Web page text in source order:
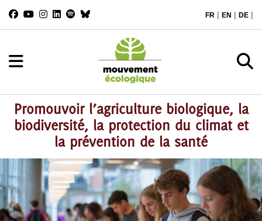
FR | EN | DE |
Promouvoir l’agriculture biologique, la
biodiversité, la protection du climat et
la prévention de la santé